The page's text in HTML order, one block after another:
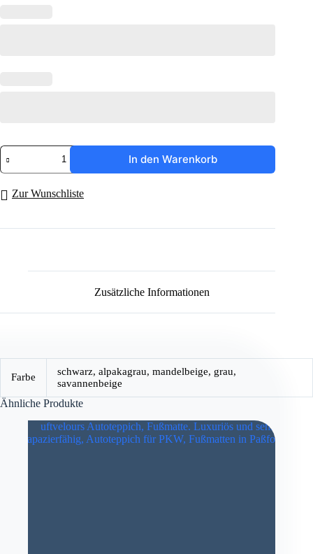
Joker
Rippe
PU-
Menge
In den Warenkorb
Zur Wunschliste
Zusätzliche Informationen
Farbe
schwarz, alpakagrau, mandelbeige, grau,
savannenbeige
Ähnliche Produkte